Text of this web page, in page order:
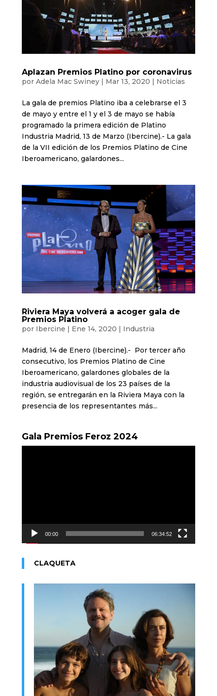
Aplazan Premios Platino por coronavirus
por Adela Mac Swiney| Mar 13, 2020 | Noticias
La gala de premios Platino iba a celebrarse el 3
de mayo y entre el 1 y el 3 de mayo se había
programado la primera edición de Platino
Industria Madrid, 13 de Marzo (Ibercine).- La gala
de la VII edición de los Premios Platino de Cine
Iberoamericano, galardones...
Riviera Maya volverá a acoger gala de
Premios Platino
por Ibercine | Ene 14, 2020 | Industria
Madrid, 14 de Enero (Ibercine).- Por tercer año
consecutivo, los Premios Platino de Cine
Iberoamericano, galardones globales de la
industria audiovisual de los 23 países de la
región, se entregarán en la Riviera Maya con la
presencia de los representantes más...
Gala Premios Feroz 2024
00:00 06:34:52
CLAQUETA